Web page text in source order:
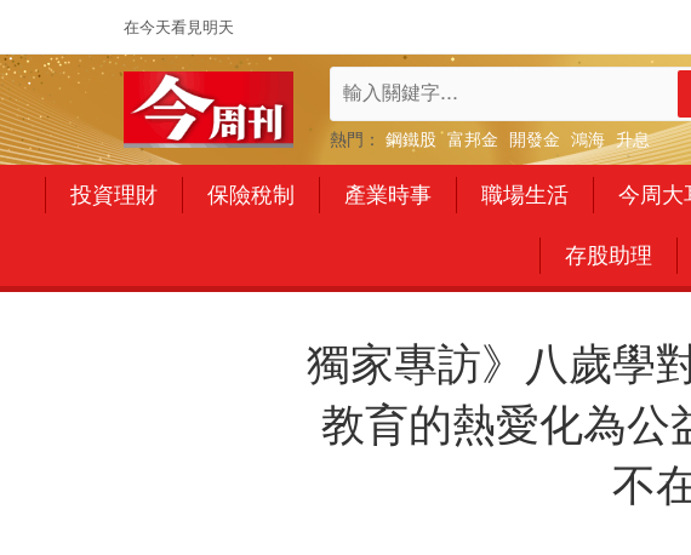
在今天看見明天
熱門： 鋼鐵股 富邦金 開發金 鴻海 升息
投資理財 保險稅制 產業時事 職場生活 今周大
存股助理
獨家專訪》八歲學
教育的熱愛化為公
不